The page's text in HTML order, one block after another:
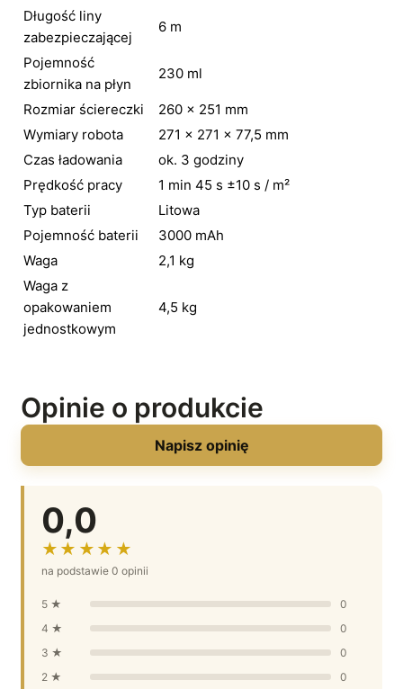
Długość liny
zabezpieczającej
6 m
Pojemność
zbiornika na płyn
230 ml
Rozmiar ściereczki
260 × 251 mm
Wymiary robota
271 × 271 × 77,5 mm
Czas ładowania
ok. 3 godziny
Prędkość pracy
1 min 45 s ±10 s / m²
Typ baterii
Litowa
Pojemność baterii
3000 mAh
Waga
2,1 kg
Waga z
opakowaniem
jednostkowym
4,5 kg
Opinie o produkcie
Napisz opinię
0,0
★★★★★
na podstawie 0 opinii
5 ★
0
4 ★
0
3 ★
0
2 ★
0